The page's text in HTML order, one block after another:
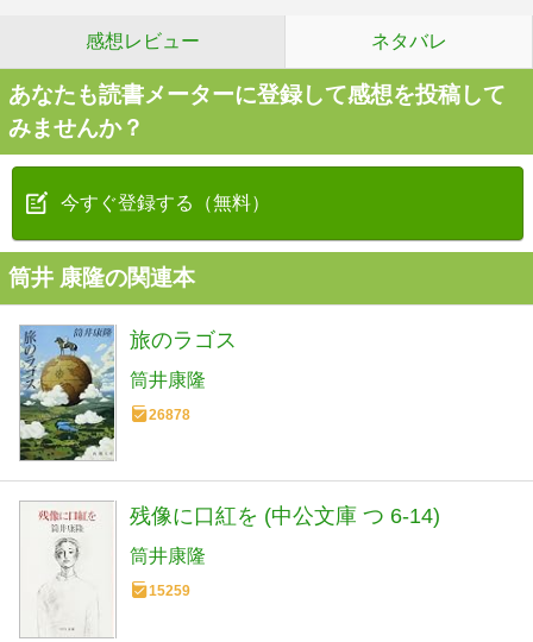
感想レビュー ネタバレ
あなたも読書メーターに登録して感想を投稿して
みませんか？
今すぐ登録する（無料）
筒井 康隆の関連本
旅のラゴス
筒井康隆
26878
残像に口紅を (中公文庫 つ 6-14)
筒井康隆
15259